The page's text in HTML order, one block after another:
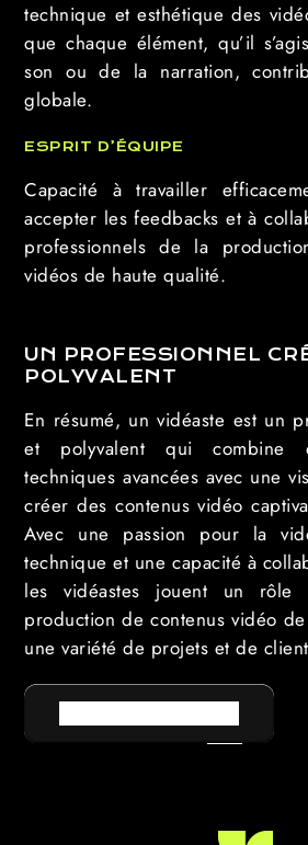
technique et esthétique des
que chaque élément, qu’il
son ou de la narration,
globale.
ESPRIT D’ÉQUIPE
Capacité à travailler
accepter les feedbacks et à
professionnels de la
vidéos de haute qualité.
UN PROFESSIONNEL
POLYVALENT
En résumé, un vidéaste est un
et polyvalent qui combine
techniques avancées avec une
créer des contenus vidéo
Avec une passion pour la
technique et une capacité à
les vidéastes jouent un rôle
production de contenus vidéo
une variété de projets et de